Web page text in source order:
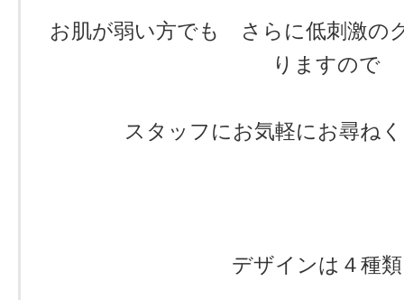
お肌が弱い方でも さらに低刺激の
りますので
スタッフにお気軽にお尋ね
デザインは４種類